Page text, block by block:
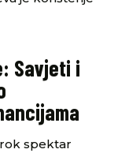
Savjeti i
spektar